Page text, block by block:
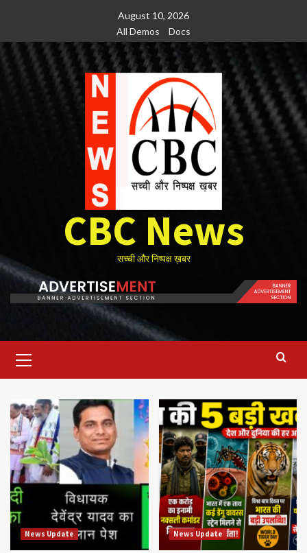
content
August 10, 2026
All Demos
Docs
CBC News
सच्ची और निष्पक्ष ख़बर
Menu
Blog
News Update News Update